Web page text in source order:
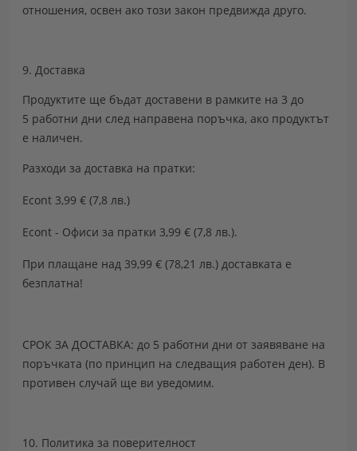
отношения, освен ако този закон предвижда друго.
9. Доставка
Продуктите ще бъдат доставени в рамките на 3 до
5 работни дни след направена поръчка, ако продуктът
е наличен.
Разходи за доставка на пратки:
Econt 3,99 € (7,8 лв.)
Econt - Офиси за пратки 3,99 € (7,8 лв.).
При плащане над 39,99 € (78,21 лв.) доставката е
безплатна!
СРОК ЗА ДОСТАВКА: до 5 работни дни от заявяване на
поръчката (по принцип на следващия работен ден). В
противен случай ще ви уведомим.
10. Политика за поверителност